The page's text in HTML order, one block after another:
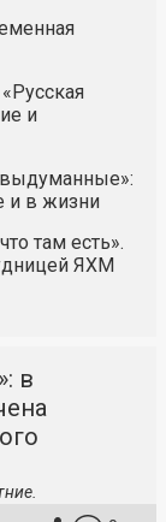
и
и в жизни
там есть».
ЯХМ
в